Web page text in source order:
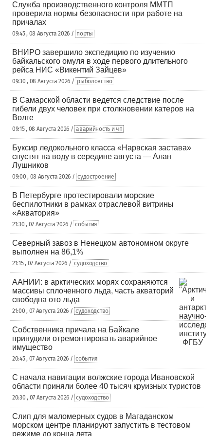
Служба производственного контроля ММТП
проверила нормы безопасности при работе на
причалах
09:45 , 08 Августа 2026 / порты
ВНИРО завершило экспедицию по изучению
байкальского омуля в ходе первого длительного
рейса НИС «Викентий Зайцев»
09:30 , 08 Августа 2026 / рыболовство
В Самарской области ведется следствие после
гибели двух человек при столкновении катеров на
Волге
09:15 , 08 Августа 2026 / аварийность и чп
Буксир ледокольного класса «Нарвская застава»
спустят на воду в середине августа — Алан
Лушников
09:00 , 08 Августа 2026 / судостроение
В Петербурге протестировали морские
беспилотники в рамках отраслевой витрины
«Акватория»
21:30 , 07 Августа 2026 / события
Северный завоз в Ненецком автономном округе
выполнен на 86,1%
21:15 , 07 Августа 2026 / судоходство
ААНИИ: в арктических морях сохраняются
массивы сплоченного льда, часть акваторий
свободна ото льда
21:00 , 07 Августа 2026 / судоходство
Собственника причала на Байкале
принудили отремонтировать аварийное
имущество
20:45 , 07 Августа 2026 / события
С начала навигации волжские города Ивановской
области приняли более 40 тысяч круизных туристов
20:30 , 07 Августа 2026 / судоходство
Слип для маломерных судов в Магаданском
морском центре планируют запустить в тестовом
режиме до конца лета